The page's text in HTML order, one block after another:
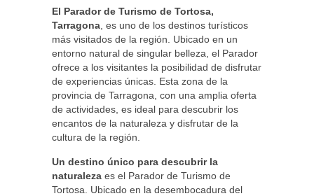
El Parador de Turismo de Tortosa,
Tarragona , es uno de los destinos turísticos
más visitados de la región. Ubicado en un
entorno natural de singular belleza, el Parador
ofrece a los visitantes la posibilidad de disfrutar
de experiencias únicas. Esta zona de la
provincia de Tarragona, con una amplia oferta
de actividades, es ideal para descubrir los
encantos de la naturaleza y disfrutar de la
cultura de la región.
Un destino único para descubrir la
naturaleza es el Parador de Turismo de
Tortosa. Ubicado en la desembocadura del